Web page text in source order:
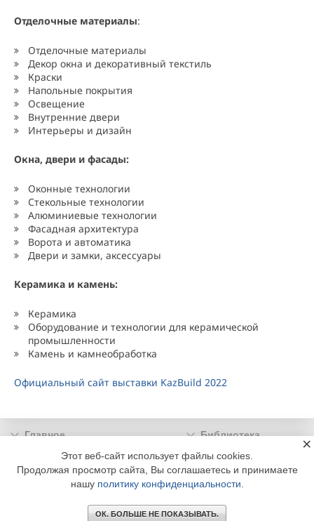
Отделочные материалы:
Отделочные материалы
Декор окна и декоративный текстиль
Краски
Напольные покрытия
Освещение
Внутренние двери
Интерьеры и дизайн
Окна, двери и фасады:
Оконные технологии
Стекольные технологии
Алюминиевые технологии
Фасадная архитектура
Ворота и автоматика
Двери и замки, аксессуары
Керамика и камень:
Керамика
Оборудование и технологии для керамической
промышленности
Камень и камнеобработка
Официальный сайт выставки KazBuild 2022
Главное
Библиотека
Подписка
Реклама
Информация
© 2002 - 2026 OOO Издательский дом «МЕДИА ТЕХНОЛОДЖИ» +7 (495) 665-00-
Этот веб-сайт использует файлы cookies.
Продолжая просмотр сайта, Вы соглашаетесь и принимаете
нашу политику конфиденциальности
ОК. БОЛЬШЕ НЕ ПОКАЗЫВАТЬ.
×